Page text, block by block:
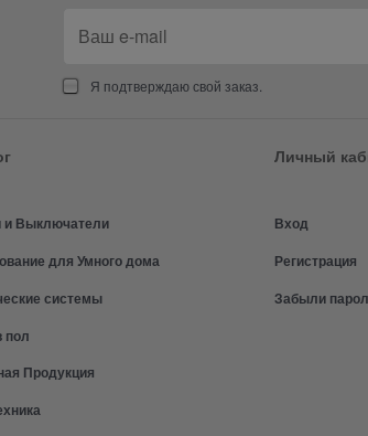
Я подтверждаю свой заказ.
и Выключатели
для Умного дома
системы
пол
Продукция
Личный
Вход
Регистрация
Забыли